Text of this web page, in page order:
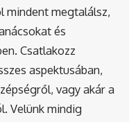
mindent megtalálsz,
és
Csatlakozz
aspektusában,
vagy akár a
Velünk mindig